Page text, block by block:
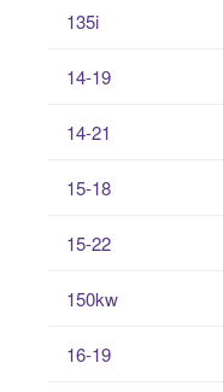
135i
14-19
14-21
15-18
15-22
150kw
16-19